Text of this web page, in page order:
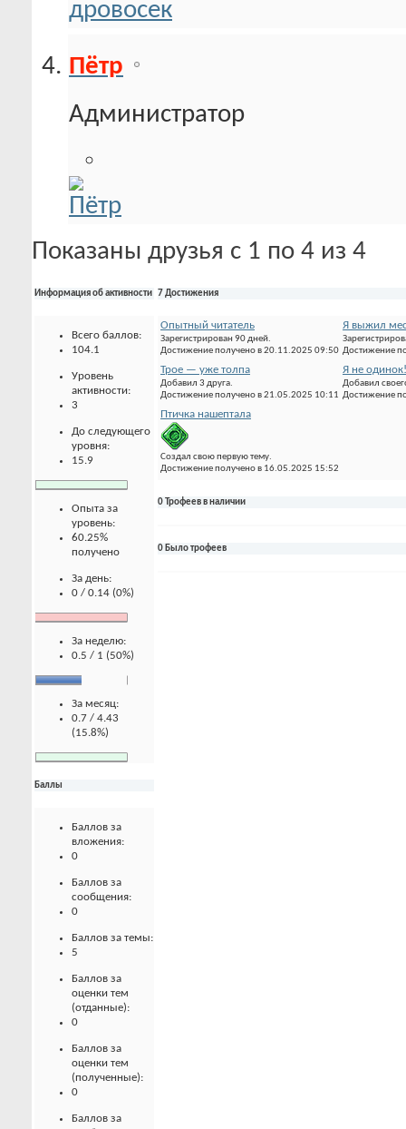
Пётр
Администратор
Показаны друзья с 1 по 4 из 4
Информация об активности
Всего баллов:
104.1
Уровень
активности:
3
До следующего
уровня:
15.9
Опыта за
уровень:
60.25%
получено
За день:
0 / 0.14 (0%)
За неделю:
0.5 / 1 (50%)
За месяц:
0.7 / 4.43
(15.8%)
Баллы
Баллов за
вложения:
0
Баллов за
сообщения:
0
Баллов за темы:
5
Баллов за
оценки тем
(отданные):
0
Баллов за
оценки тем
(полученные):
0
Баллов за
7 Достижения
Опытный читатель
Зарегистрирован 90 дней.
Достижение получено в 20.11.2025 09:50
Я выжил
Достижение
Трое — уже толпа
Добавил 3 друга.
Достижение получено в 21.05.2025 10:11
Я не одинок!
Добавил
Достижение
Птичка нашептала
Создал свою первую тему.
Достижение получено в 16.05.2025 15:52
0 Трофеев в наличии
0 Было трофеев